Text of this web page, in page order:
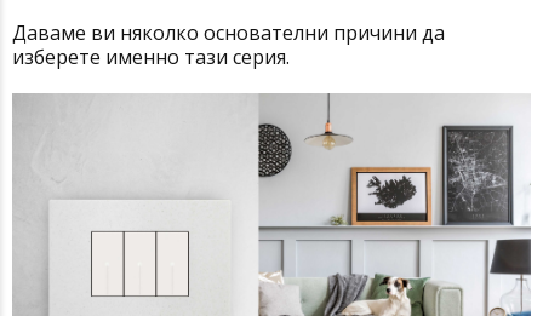
Даваме ви няколко основателни причини да
изберете именно тази серия.